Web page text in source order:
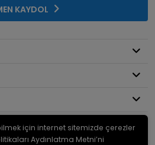
KAYDOL
A.Ş markasıdır ve tüm hakları
saklıdır.
için internet sitemizde çerezler
Aydınlatma Metni’ni